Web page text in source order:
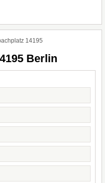
14195
Berlin